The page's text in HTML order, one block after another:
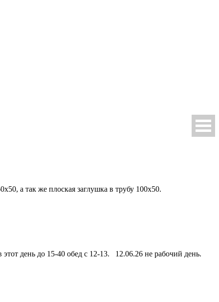
а так же плоская заглушка в трубу 100х50.
этот день до 15-40 обед с 12-13. 12.06.26 не рабочий день.